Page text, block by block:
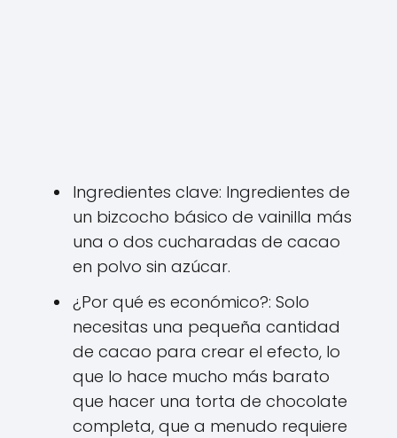
Ingredientes clave: Ingredientes de
un bizcocho básico de vainilla más
una o dos cucharadas de cacao
en polvo sin azúcar.
¿Por qué es económico?: Solo
necesitas una pequeña cantidad
de cacao para crear el efecto, lo
que lo hace mucho más barato
que hacer una torta de chocolate
completa, que a menudo requiere